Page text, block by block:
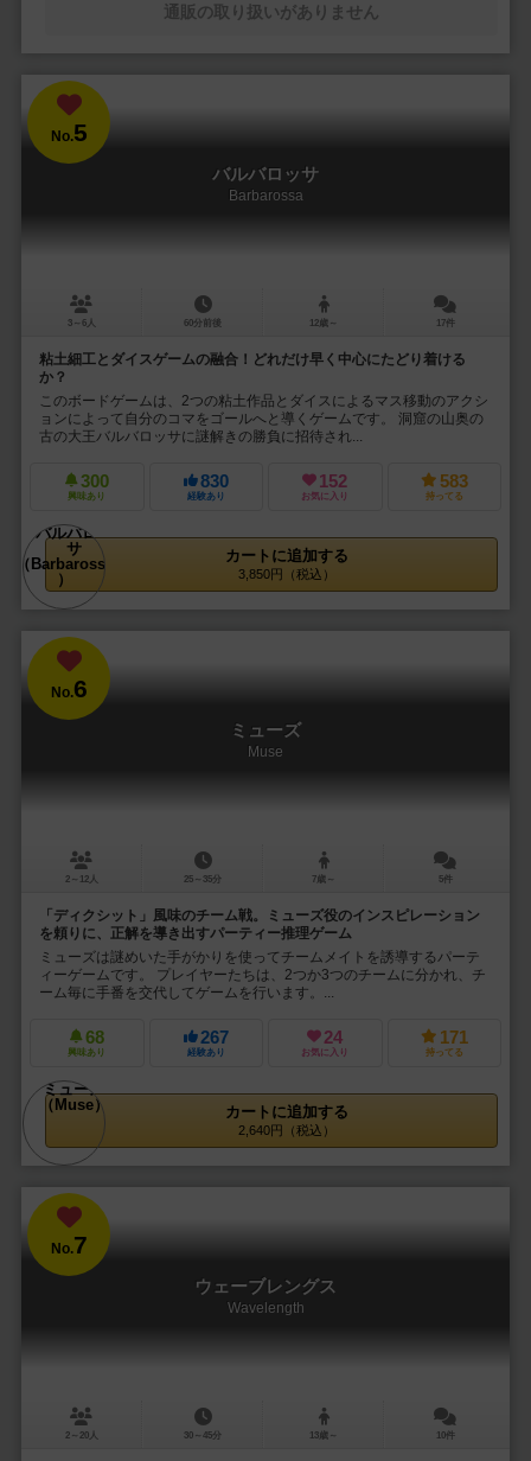
通販の取り扱いがありません
No.5
バルバロッサ
Barbarossa
3～6人 60分前後 12歳～ 17件
粘土細工とダイスゲームの融合！どれだけ早く中心にたどり着ける
か？
このボードゲームは、2つの粘土作品とダイスによるマス移動のアクシ
ョンによって自分のコマをゴールへと導くゲームです。 洞窟の山奥の
古の大王バルバロッサに謎解きの勝負に招待され...
300
興味あり
830
経験あり
152
お気に入り
583
持ってる
カートに追加する
3,850円（税込）
No.6
ミューズ
Muse
2～12人 25～35分 7歳～ 5件
「ディクシット」風味のチーム戦。ミューズ役のインスピレーション
を頼りに、正解を導き出すパーティー推理ゲーム
ミューズは謎めいた手がかりを使ってチームメイトを誘導するパーテ
ィーゲームです。 プレイヤーたちは、2つか3つのチームに分かれ、チ
ーム毎に手番を交代してゲームを行います。...
68
興味あり
267
経験あり
24
お気に入り
171
持ってる
カートに追加する
2,640円（税込）
No.7
ウェーブレングス
Wavelength
2～20人 30～45分 13歳～ 10件